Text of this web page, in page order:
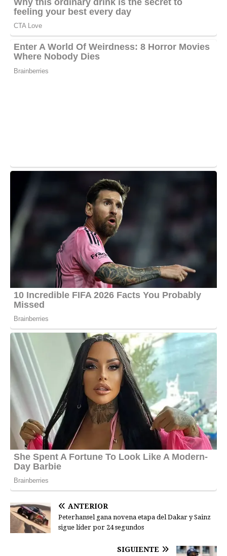
ANTERIOR
Peterhansel gana novena etapa del Dakar y Sainz
sigue líder por 24 segundos
SIGUIENTE